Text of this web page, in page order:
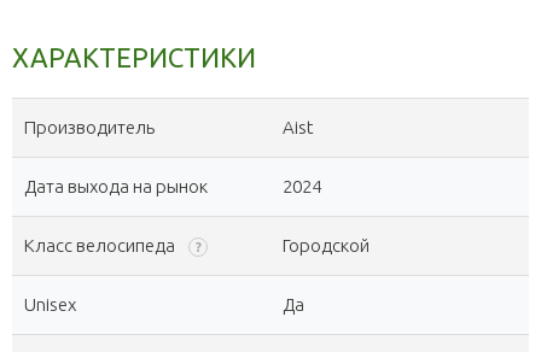
ХАРАКТЕРИСТИКИ
Производитель Aist
Дата выхода на рынок 2024
Класс велосипеда ? Городской
Unisex Да